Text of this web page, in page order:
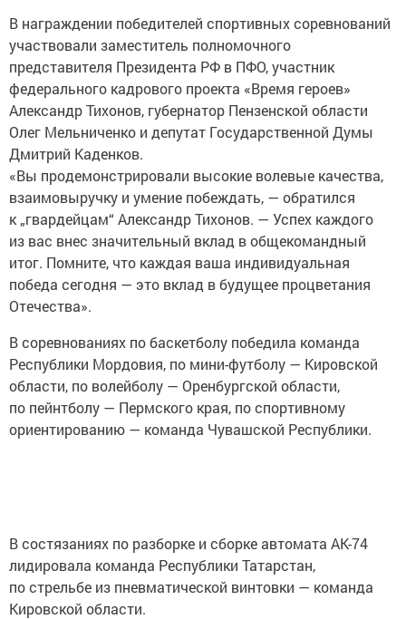
В награждении победителей спортивных соревнований
участвовали заместитель полномочного
представителя Президента РФ в ПФО, участник
федерального кадрового проекта «Время героев»
Александр Тихонов, губернатор Пензенской области
Олег Мельниченко и депутат Государственной Думы
Дмитрий Каденков.
«Вы продемонстрировали высокие волевые качества,
взаимовыручку и умение побеждать, — обратился
к „гвардейцам“ Александр Тихонов. — Успех каждого
из вас внес значительный вклад в общекомандный
итог. Помните, что каждая ваша индивидуальная
победа сегодня — это вклад в будущее процветания
Отечества».
В соревнованиях по баскетболу победила команда
Республики Мордовия, по мини-футболу — Кировской
области, по волейболу — Оренбургской области,
по пейнтболу — Пермского края, по спортивному
ориентированию — команда Чувашской Республики.
В состязаниях по разборке и сборке автомата АК-74
лидировала команда Республики Татарстан,
по стрельбе из пневматической винтовки — команда
Кировской области.